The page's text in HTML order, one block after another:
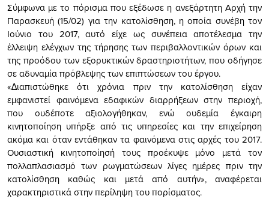
Σύμφωνα με το πόρισμα που εξέδωσε η ανεξάρτητη Αρχή την
Παρασκευή (15/02) για την κατολίσθηση, η οποία συνέβη τον
Ιούνιο του 2017, αυτό είχε ως συνέπεια αποτέλεσμα την
έλλειψη ελέγχων της τήρησης των περιβαλλοντικών όρων και
της προόδου των εξορυκτικών δραστηριοτήτων, που οδήγησε
σε αδυναμία πρόβλεψης των επιπτώσεων του έργου.
«∆ιαπιστώθηκε ότι χρόνια πριν την κατολίσθηση είχαν
εµφανιστεί φαινόµενα εδαφικών διαρρήξεων στην περιοχή,
που ουδέποτε αξιολογήθηκαν, ενώ ουδεµία έγκαιρη
κινητοποίηση υπήρξε από τις υπηρεσίες και την επιχείρηση
ακόµα και όταν εντάθηκαν τα φαινόµενα στις αρχές του 2017.
Ουσιαστική κινητοποίησή τους προέκυψε µόνο µετά τον
πολλαπλασιασµό των ρωγµατώσεων λίγες ηµέρες πριν την
κατολίσθηση καθώς και µετά από αυτήν», αναφέρεται
χαρακτηριστικά στην περίληψη του πορίσματος.